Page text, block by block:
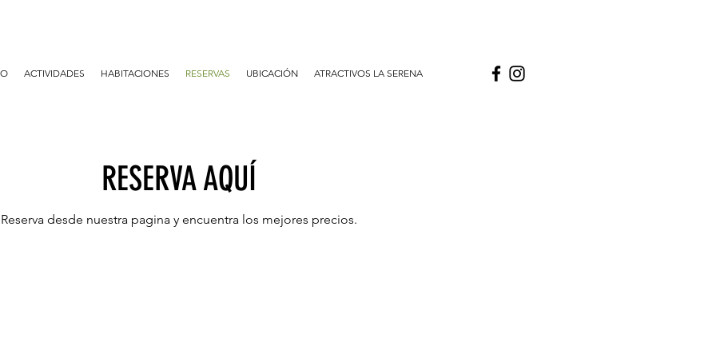
ACTIVIDADES HABITACIONES RESERVAS UBICACIÓN ATRACTIVOS LA SERENA
RESERVA AQUÍ
Reserva desde nuestra pagina y encuentra los mejores precios.